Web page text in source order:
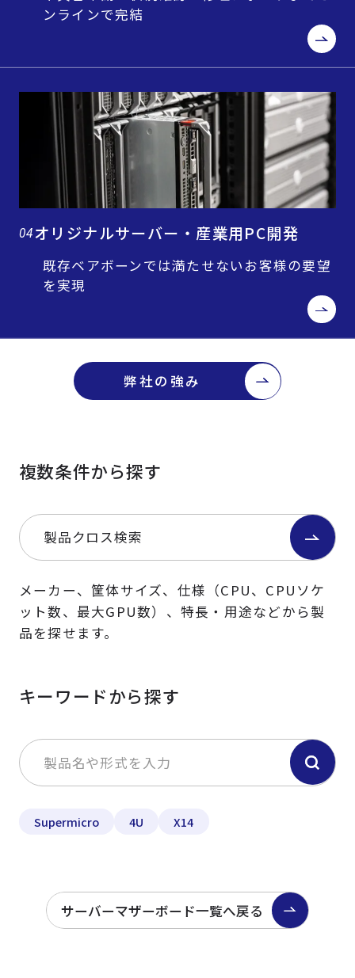
ンラインで完結
04オリジナルサーバー・産業用PC開発
既存ベアボーンでは満たせないお客様の要望
を実現
弊社の強み
複数条件から探す
製品クロス検索
メーカー、筐体サイズ、仕様（CPU、CPUソケ
ット数、最大GPU数）、特長・用途などから製
品を探せます。
キーワードから探す
Supermicro 4U X14
サーバーマザーボード一覧へ戻る